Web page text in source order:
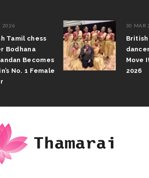
2026
Tamil chess
Bodhana
Becomes
No. 1 Female
30 MAR
Move
2026